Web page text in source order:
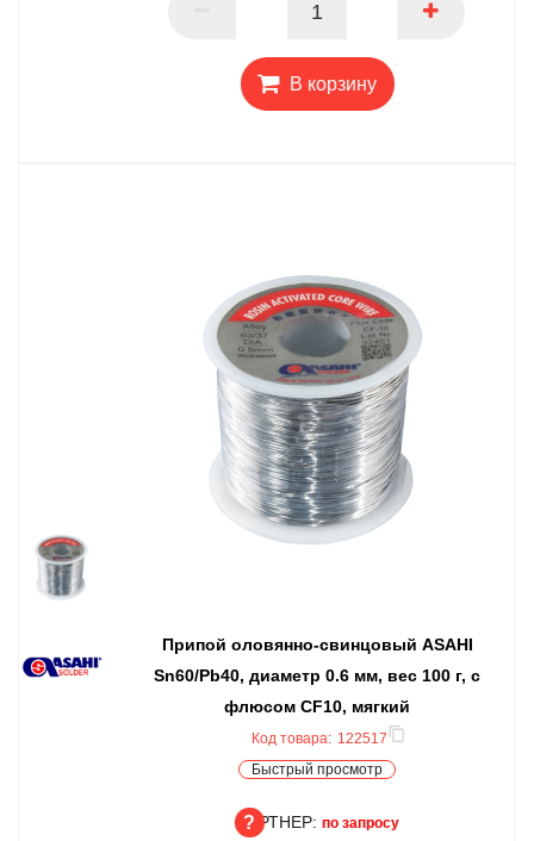
В корзину
Припой оловянно-свинцовый ASAHI
Sn60/Pb40, диаметр 0.6 мм, вес 100 г, с
флюсом CF10, мягкий
Код товара: 122517
Быстрый просмотр
ПАРТНЕР: по запросу